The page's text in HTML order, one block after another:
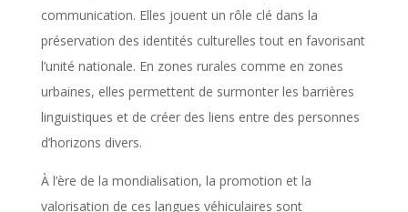
communication. Elles jouent un rôle clé dans la
préservation des identités culturelles tout en favorisant
l’unité nationale. En zones rurales comme en zones
urbaines, elles permettent de surmonter les barrières
linguistiques et de créer des liens entre des personnes
d’horizons divers.
À l’ère de la mondialisation, la promotion et la
valorisation de ces langues véhiculaires sont